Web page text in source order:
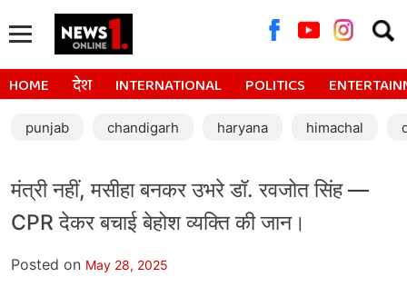
for:
HOME देश INTERNATIONAL POLITICS
punjab chandigarh haryana himachal
मंत्री नहीं, मसीहा बनकर उभरे डॉ. रवजोत सिंह —
CPR देकर बचाई बेहोश व्यक्ति की जान।
Posted on May 28, 2025